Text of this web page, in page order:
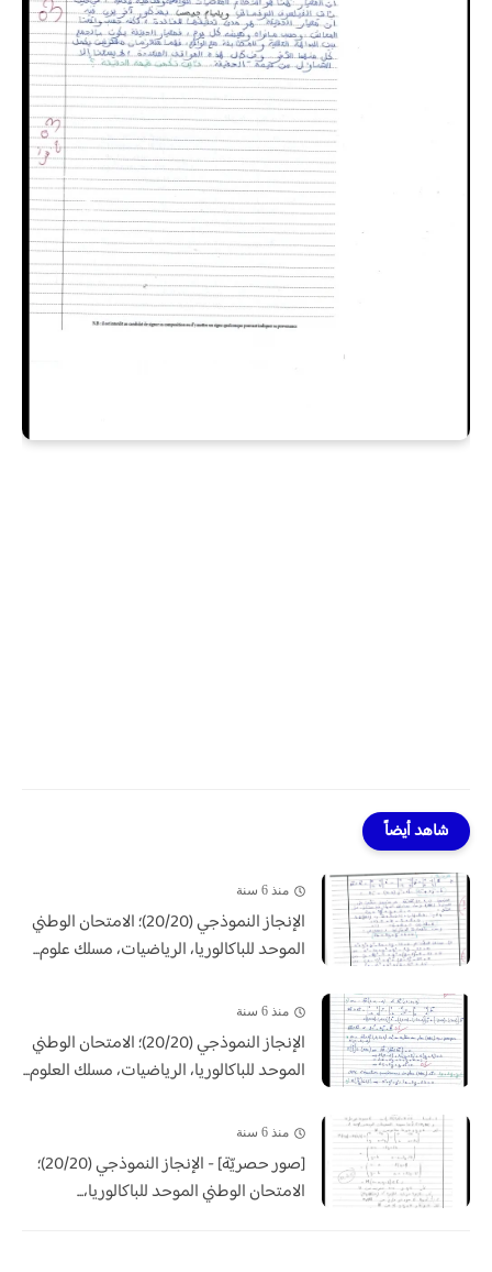
شاهد أيضاً
منذ 6 سنة
الإنجاز النموذجي (20/20)؛ الامتحان الوطني
الموحد للباكالوريا، الرياضيات، مسلك علوم...
منذ 6 سنة
الإنجاز النموذجي (20/20)؛ الامتحان الوطني
الموحد للباكالوريا، الرياضيات، مسلك العلوم...
منذ 6 سنة
[صور حصريّة] - الإنجاز النموذجي (20/20)؛
الامتحان الوطني الموحد للباكالوريا،...